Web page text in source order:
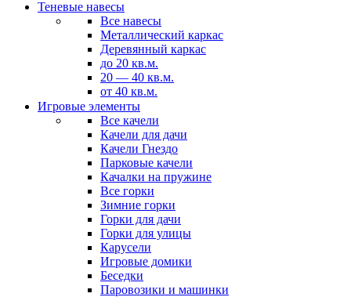
Теневые навесы
Все навесы
Металлический каркас
Деревянный каркас
до 20 кв.м.
20 — 40 кв.м.
от 40 кв.м.
Игровые элементы
Все качели
Качели для дачи
Качели Гнездо
Парковые качели
Качалки на пружине
Все горки
Зимние горки
Горки для дачи
Горки для улицы
Карусели
Игровые домики
Беседки
Паровозики и машинки